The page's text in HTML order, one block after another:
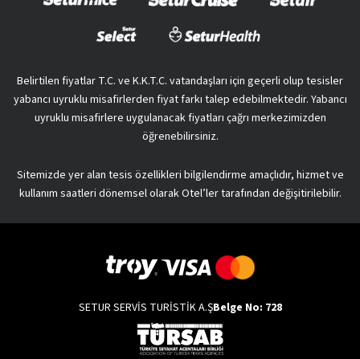
Belirtilen fiyatlar T.C. ve K.K.T.C. vatandaşları için geçerli olup tesisler
yabancı uyruklu misafirlerden fiyat farkı talep edebilmektedir. Yabancı
uyruklu misafirlere uygulanacak fiyatları çağrı merkezimizden
öğrenebilirsiniz.
Sitemizde yer alan tesis özellikleri bilgilendirme amaçlıdır, hizmet ve
kullanım saatleri dönemsel olarak Otel’ler tarafından değişitirilebilir.
SETUR SERVİS TURİSTİK A.ŞBelge No: 728